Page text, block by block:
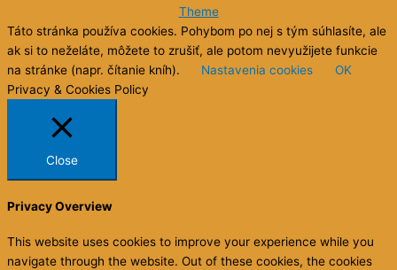
Theme
Táto stránka používa cookies. Pohybom po nej s tým súhlasíte, ale
ak si to neželáte, môžete to zrušiť, ale potom nevyužijete funkcie
na stránke (napr. čítanie kníh).
Nastavenia cookies
OK
Privacy & Cookies Policy
Close
Privacy Overview
This website uses cookies to improve your experience while you
navigate through the website. Out of these cookies, the cookies